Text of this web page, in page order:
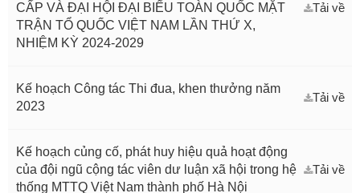
CẤP VÀ ĐẠI HỘI ĐẠI BIỂU TOÀN QUỐC MẶT
TRẬN TỔ QUỐC VIỆT NAM LẦN THỨ X,
NHIỆM KỲ 2024-2029
Tải về
Kế hoạch Công tác Thi đua, khen thưởng năm
2023
Tải về
Kế hoạch củng cố, phát huy hiệu quả hoạt động
của đội ngũ cộng tác viên dư luận xã hội trong hệ
thống MTTQ Việt Nam thành phố Hà Nội
Tải về